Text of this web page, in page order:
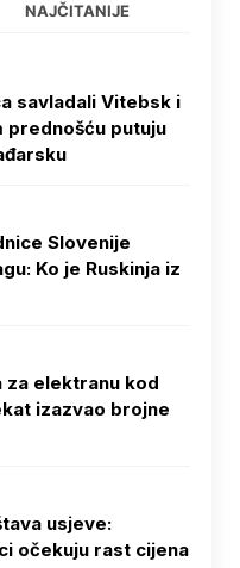
NAJČITANIJE
savladali Vitebsk i
prednošću putuju
Slovenije
Ko je Ruskinja iz
za elektranu kod
izazvao brojne
usjeve:
očekuju rast cijena